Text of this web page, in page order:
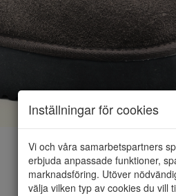
Inställningar för cookies
Vi och våra samarbetspartners
erbjuda anpassade funktioner,
marknadsföring. Utöver
välja vilken typ av cookies du vill